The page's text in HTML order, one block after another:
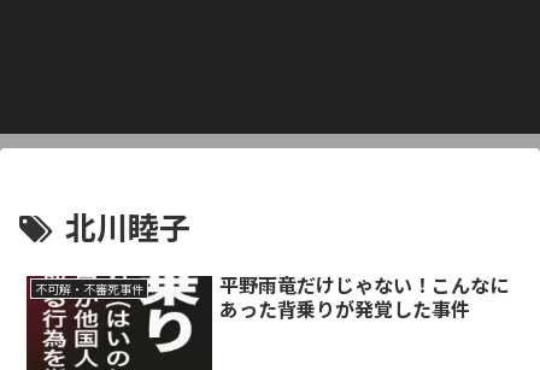
北川睦子
不可解・不審死事件
平野雨竜だけじゃない！こんなに
あった背乗りが発覚した事件